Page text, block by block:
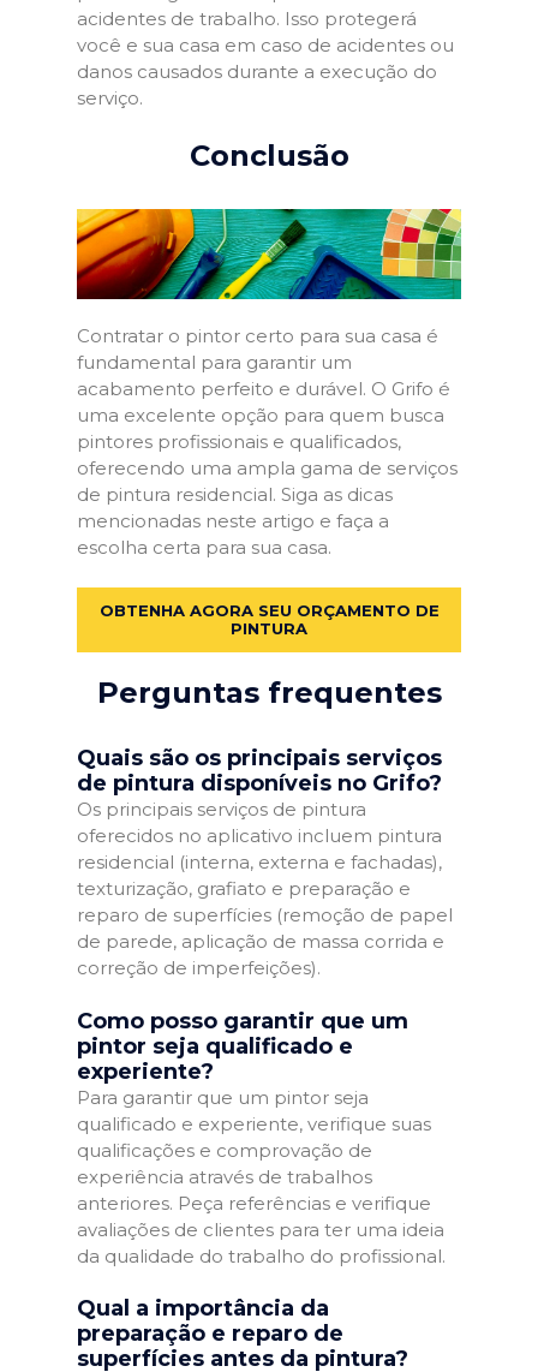
acidentes de trabalho. Isso protegerá
você e sua casa em caso de acidentes ou
danos causados durante a execução do
serviço.
Conclusão
Contratar o pintor certo para sua casa é
fundamental para garantir um
acabamento perfeito e durável. O Grifo é
uma excelente opção para quem busca
pintores profissionais e qualificados,
oferecendo uma ampla gama de serviços
de pintura residencial. Siga as dicas
mencionadas neste artigo e faça a
escolha certa para sua casa.
OBTENHA AGORA SEU ORÇAMENTO DE
PINTURA
Perguntas frequentes
Quais são os principais serviços
de pintura disponíveis no Grifo?
Os principais serviços de pintura
oferecidos no aplicativo incluem pintura
residencial (interna, externa e fachadas),
texturização, grafiato e preparação e
reparo de superfícies (remoção de papel
de parede, aplicação de massa corrida e
correção de imperfeições).
Como posso garantir que um
pintor seja qualificado e
experiente?
Para garantir que um pintor seja
qualificado e experiente, verifique suas
qualificações e comprovação de
experiência através de trabalhos
anteriores. Peça referências e verifique
avaliações de clientes para ter uma ideia
da qualidade do trabalho do profissional.
Qual a importância da
preparação e reparo de
superfícies antes da pintura?